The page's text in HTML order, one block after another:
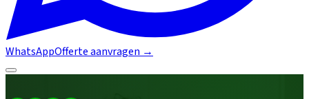
WhatsAppOfferte aanvragen →